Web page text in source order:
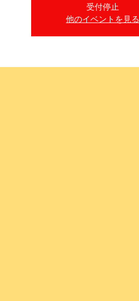
受付停止
他のイベントを見る